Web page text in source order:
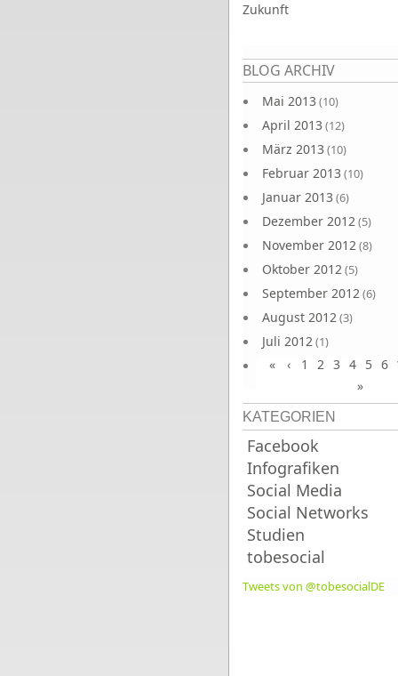
Zukunft
BLOG ARCHIV
Mai 2013 (10)
April 2013 (12)
März 2013 (10)
Februar 2013 (10)
Januar 2013 (6)
Dezember 2012(5)
November 2012(8)
Oktober 2012(5)
September 2012(6)
August 2012(3)
Juli 2012(1)
Juni 2012(4)
Seiten
« ‹ 1 2 3 4 5 6
»
KATEGORIEN
Facebook
Infografiken
Social Media
Social Networks
Studien
tobesocial
Tweets von @tobesocialDE